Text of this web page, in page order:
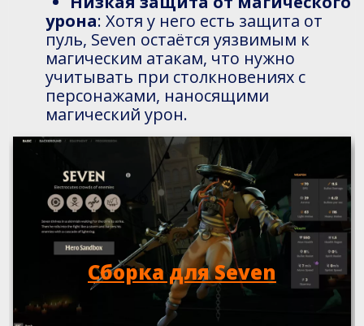
урона: Хотя у него есть защита от
пуль, Seven остаётся уязвимым к
магическим атакам, что нужно
учитывать при столкновениях с
персонажами, наносящими
магический урон.
Сборка для Seven